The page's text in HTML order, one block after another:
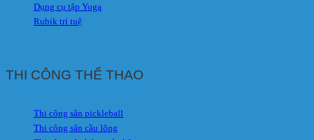
Dụng cụ tập Yoga
Rubik trí tuệ
THI CÔNG THỂ THAO
Thi công sân pickleball
Thi công sân cầu lông